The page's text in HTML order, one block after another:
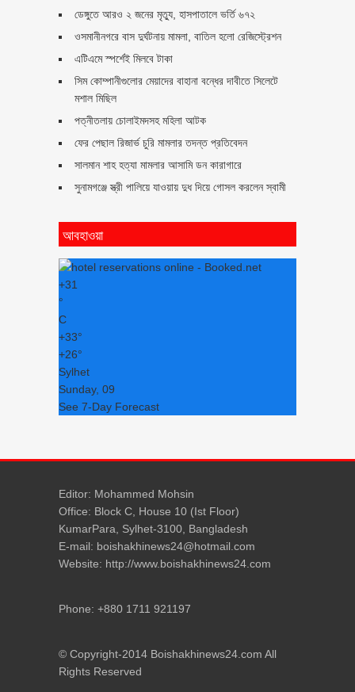
ডেঙ্গুতে আরও ২ জনের মৃত্যু, হাসপাতালে ভর্তি ৬৭২
ওসমানীনগরে বাস দুর্ঘটনায় মামলা, বাতিল হলো রেজিস্ট্রেশন
এটিএমে স্পর্শেই মিলবে টাকা
সিম কোম্পানীগুলোর মেয়াদের বাহানা বন্ধের দাবীতে সিলেটে
মশাল মিছিল
পত্নীতলায় চোলাইমদসহ মহিলা আটক
ফের পেছাল রিজার্ভ চুরি মামলার তদন্ত প্রতিবেদন
সালমান শাহ হত্যা মামলার আসামি ডন কারাগারে
সুনামগঞ্জে স্ত্রী পালিয়ে যাওয়ায় দুধ দিয়ে গোসল করলেন স্বামী
আবহাওয়া
+31
°
C
+33°
+26°
Sylhet
Sunday, 09
See 7-Day Forecast
Editor: Mohammed Mohsin
Office: Block C, House 10 (Ist Floor)
KumarPara, Sylhet-3100, Bangladesh
E-mail: boishakhinews24@hotmail.com
Website: http://www.boishakhinews24.com
Phone: +880 1711 921197
© Copyright-2014 Boishakhinews24.com All
Rights Reserved